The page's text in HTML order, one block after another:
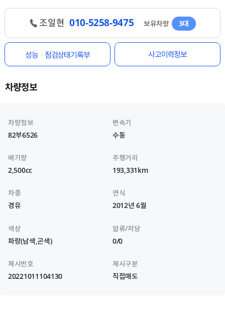
조일현 010-5258-9475 보유차량 3대
성능ㆍ점검상태기록부 사고이력정보
차량정보
차량정보
82부6526
변속기
수동
배기량
2,500cc
주행거리
193,331km
차종
경유
연식
2012년 6월
색상
파랑(남색,곤색)
압류/저당
0/0
제시번호
20221011104130
제시구분
직접매도